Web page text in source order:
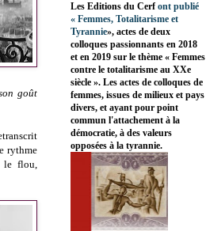
goût
rythme
le flou,
Les Editions du Cerfont publié
« Femmes, Totalitarisme et
Tyrannie», actes de deux
colloques passionnants en 2018
et en 2019 sur le thème « Femmes
contre le totalitarisme au XXe
siècle ». Les actes de colloques de
femmes, issues de milieux et pays
divers, et ayant pour point
commun l'attachement à la
démocratie, à des valeurs
opposées à la tyrannie.